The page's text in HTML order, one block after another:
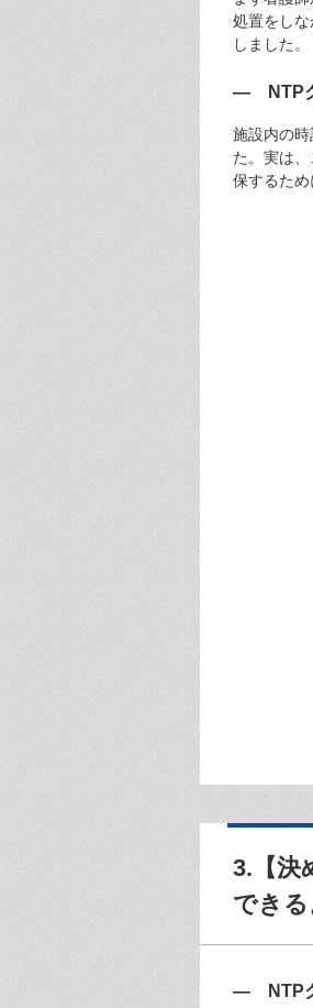
処置をし
しました。
— NTPク
施設内の
た。実は
保するた
3.【決
でき
— NTPク